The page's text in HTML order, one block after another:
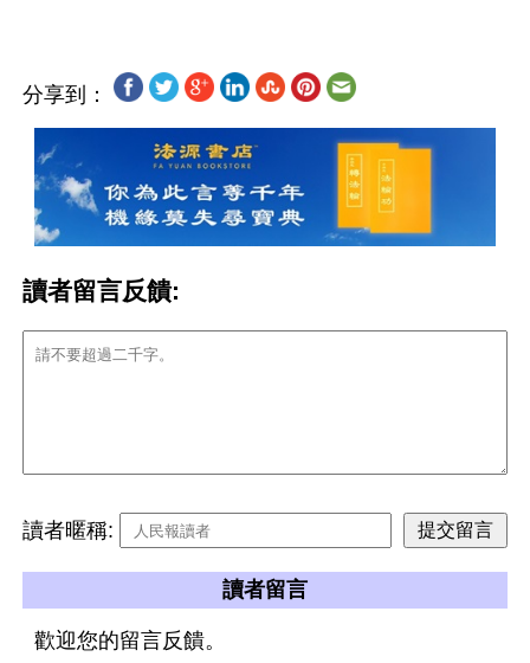
分享到：
讀者留言反饋:
讀者暱稱:
讀者留言
歡迎您的留言反饋。